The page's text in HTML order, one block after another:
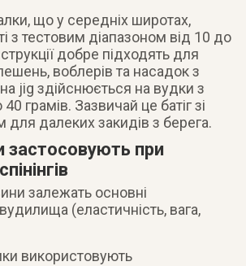
що у середніх широтах,
з тестовим діапазоном від 10 до
добре підходять для
воблерів та насадок з
jig здійснюється на вудки з
грамів. Зазвичай це батіг зі
далеких закидів з берега.
застосовують при
залежать основні
(еластичність, вага,
використовують